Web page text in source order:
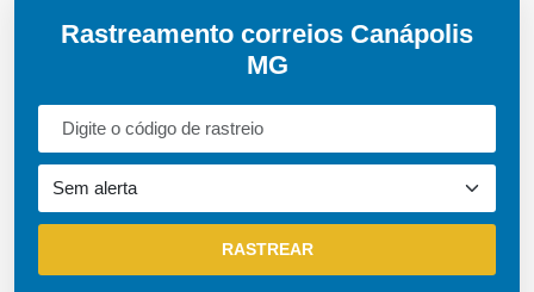
Rastreamento correios Canápolis
MG